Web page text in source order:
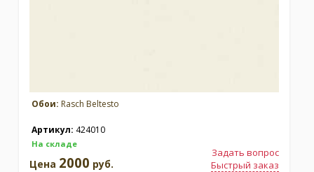
Обои: Rasch Beltesto
Артикул: 424010
На складе
Задать вопрос
Быстрый заказ
Цена 2000 руб.